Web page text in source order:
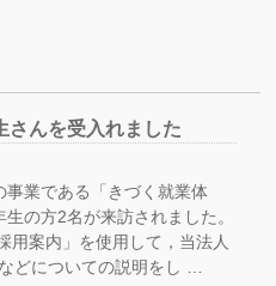
さんを受入れました
業である「きづく就業体
の方2名が来訪されました。
用案内」を使用して，当法人
どについての説明をし …